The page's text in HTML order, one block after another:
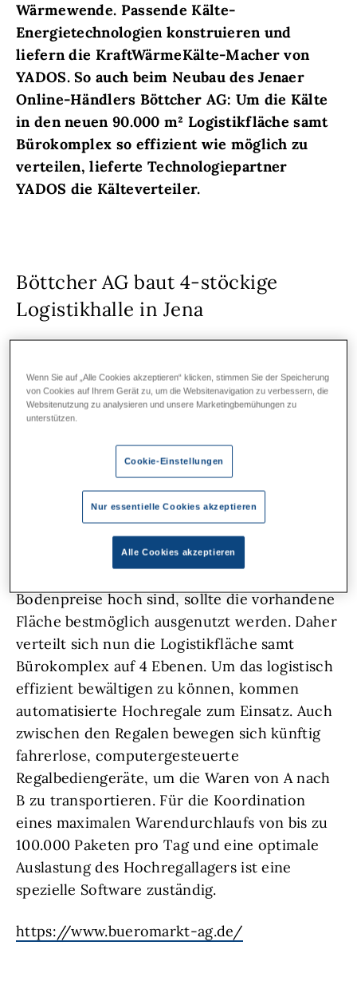
Wärmewende. Passende Kälte-
Energietechnologien konstruieren und
liefern die KraftWärmeKälte-Macher von
YADOS. So auch beim Neubau des Jenaer
Online-Händlers Böttcher AG: Um die Kälte
in den neuen 90.000 m² Logistikfläche samt
Bürokomplex so effizient wie möglich zu
verteilen, lieferte Technologiepartner
YADOS die Kälteverteiler.
Böttcher AG baut 4-stöckige
Logistikhalle in Jena
zunehmende Paketaufkommen weiterhin
bewältigen zu können, hat die Böttcher AG,
der führende deutsche Online-Händler für
B2B-Kunden mit über 600 Mitarbeiter:innen,
am Standort Jena rund 85 Mio. Euro in eine
Logistikhalle mit Bürokomplex investiert.
Damit vergrößert sich die Fläche des
bestehenden Logistikzentrums um etwa das
4fache von 16.000 auf 90.000 m² und über
Bodenpreise hoch sind, sollte die vorhandene
Fläche bestmöglich ausgenutzt werden. Daher
verteilt sich nun die Logistikfläche samt
Bürokomplex auf 4 Ebenen. Um das logistisch
effizient bewältigen zu können, kommen
automatisierte Hochregale zum Einsatz. Auch
zwischen den Regalen bewegen sich künftig
fahrerlose, computergesteuerte
Regalbediengeräte, um die Waren von A nach
B zu transportieren. Für die Koordination
eines maximalen Warendurchlaufs von bis zu
100.000 Paketen pro Tag und eine optimale
Auslastung des Hochregallagers ist eine
spezielle Software zuständig.
https://www.bueromarkt-ag.de/
Wenn Sie auf „Alle Cookies akzeptieren“ klicken, stimmen Sie der Speicherung
von Cookies auf Ihrem Gerät zu, um die Websitenavigation zu verbessern, die
Websitenutzung zu analysieren und unsere Marketingbemühungen zu
unterstützen.
Cookie-Einstellungen
Nur essentielle Cookies akzeptieren
Alle Cookies akzeptieren